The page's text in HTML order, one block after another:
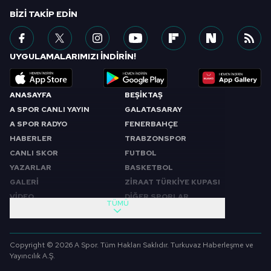
ANASAYFA
A SPOR CANLI YAYIN
A SPOR RADYO
HABERLER
CANLI SKOR
YAZARLAR
GALERİ
VİDEO
BEŞİKTAŞ
GALATASARAY
FENERBAHÇE
TRABZONSPOR
FUTBOL
BASKETBOL
ZİRAAT TÜRKİYE KUPASI
DİĞER SPORLAR
SABAH SPORU
SPOR GÜNDEMİ
FUTBOL
TÜMÜ
BIZI TAKIP EDIN
UYGULAMALARIMIZI İNDİRİN!
Copyright © 2026 A Spor. Tüm Hakları Saklıdır. Turkuvaz Haberleşme ve
Yayıncılık A.Ş.